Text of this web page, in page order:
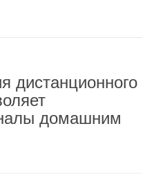
дистанционного
домашним